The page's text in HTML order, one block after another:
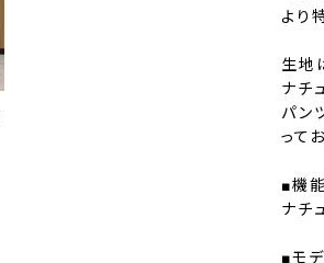
より
生地
ナチ
パン
って
■機能
ナチ
■モ